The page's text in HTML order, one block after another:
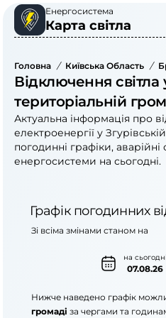
Енергосистема
Карта світла
Головна / Київська Область /
Відключення світла
територіальній
Актуальна інформація про
електроенергії у
погодинні графіки,
енергосистеми на сьогодні.
Графік погодинних
на сьогодні
07.08.26
Зі всіма змінами станом на
Нижче наведено графік
громаді за чергами та